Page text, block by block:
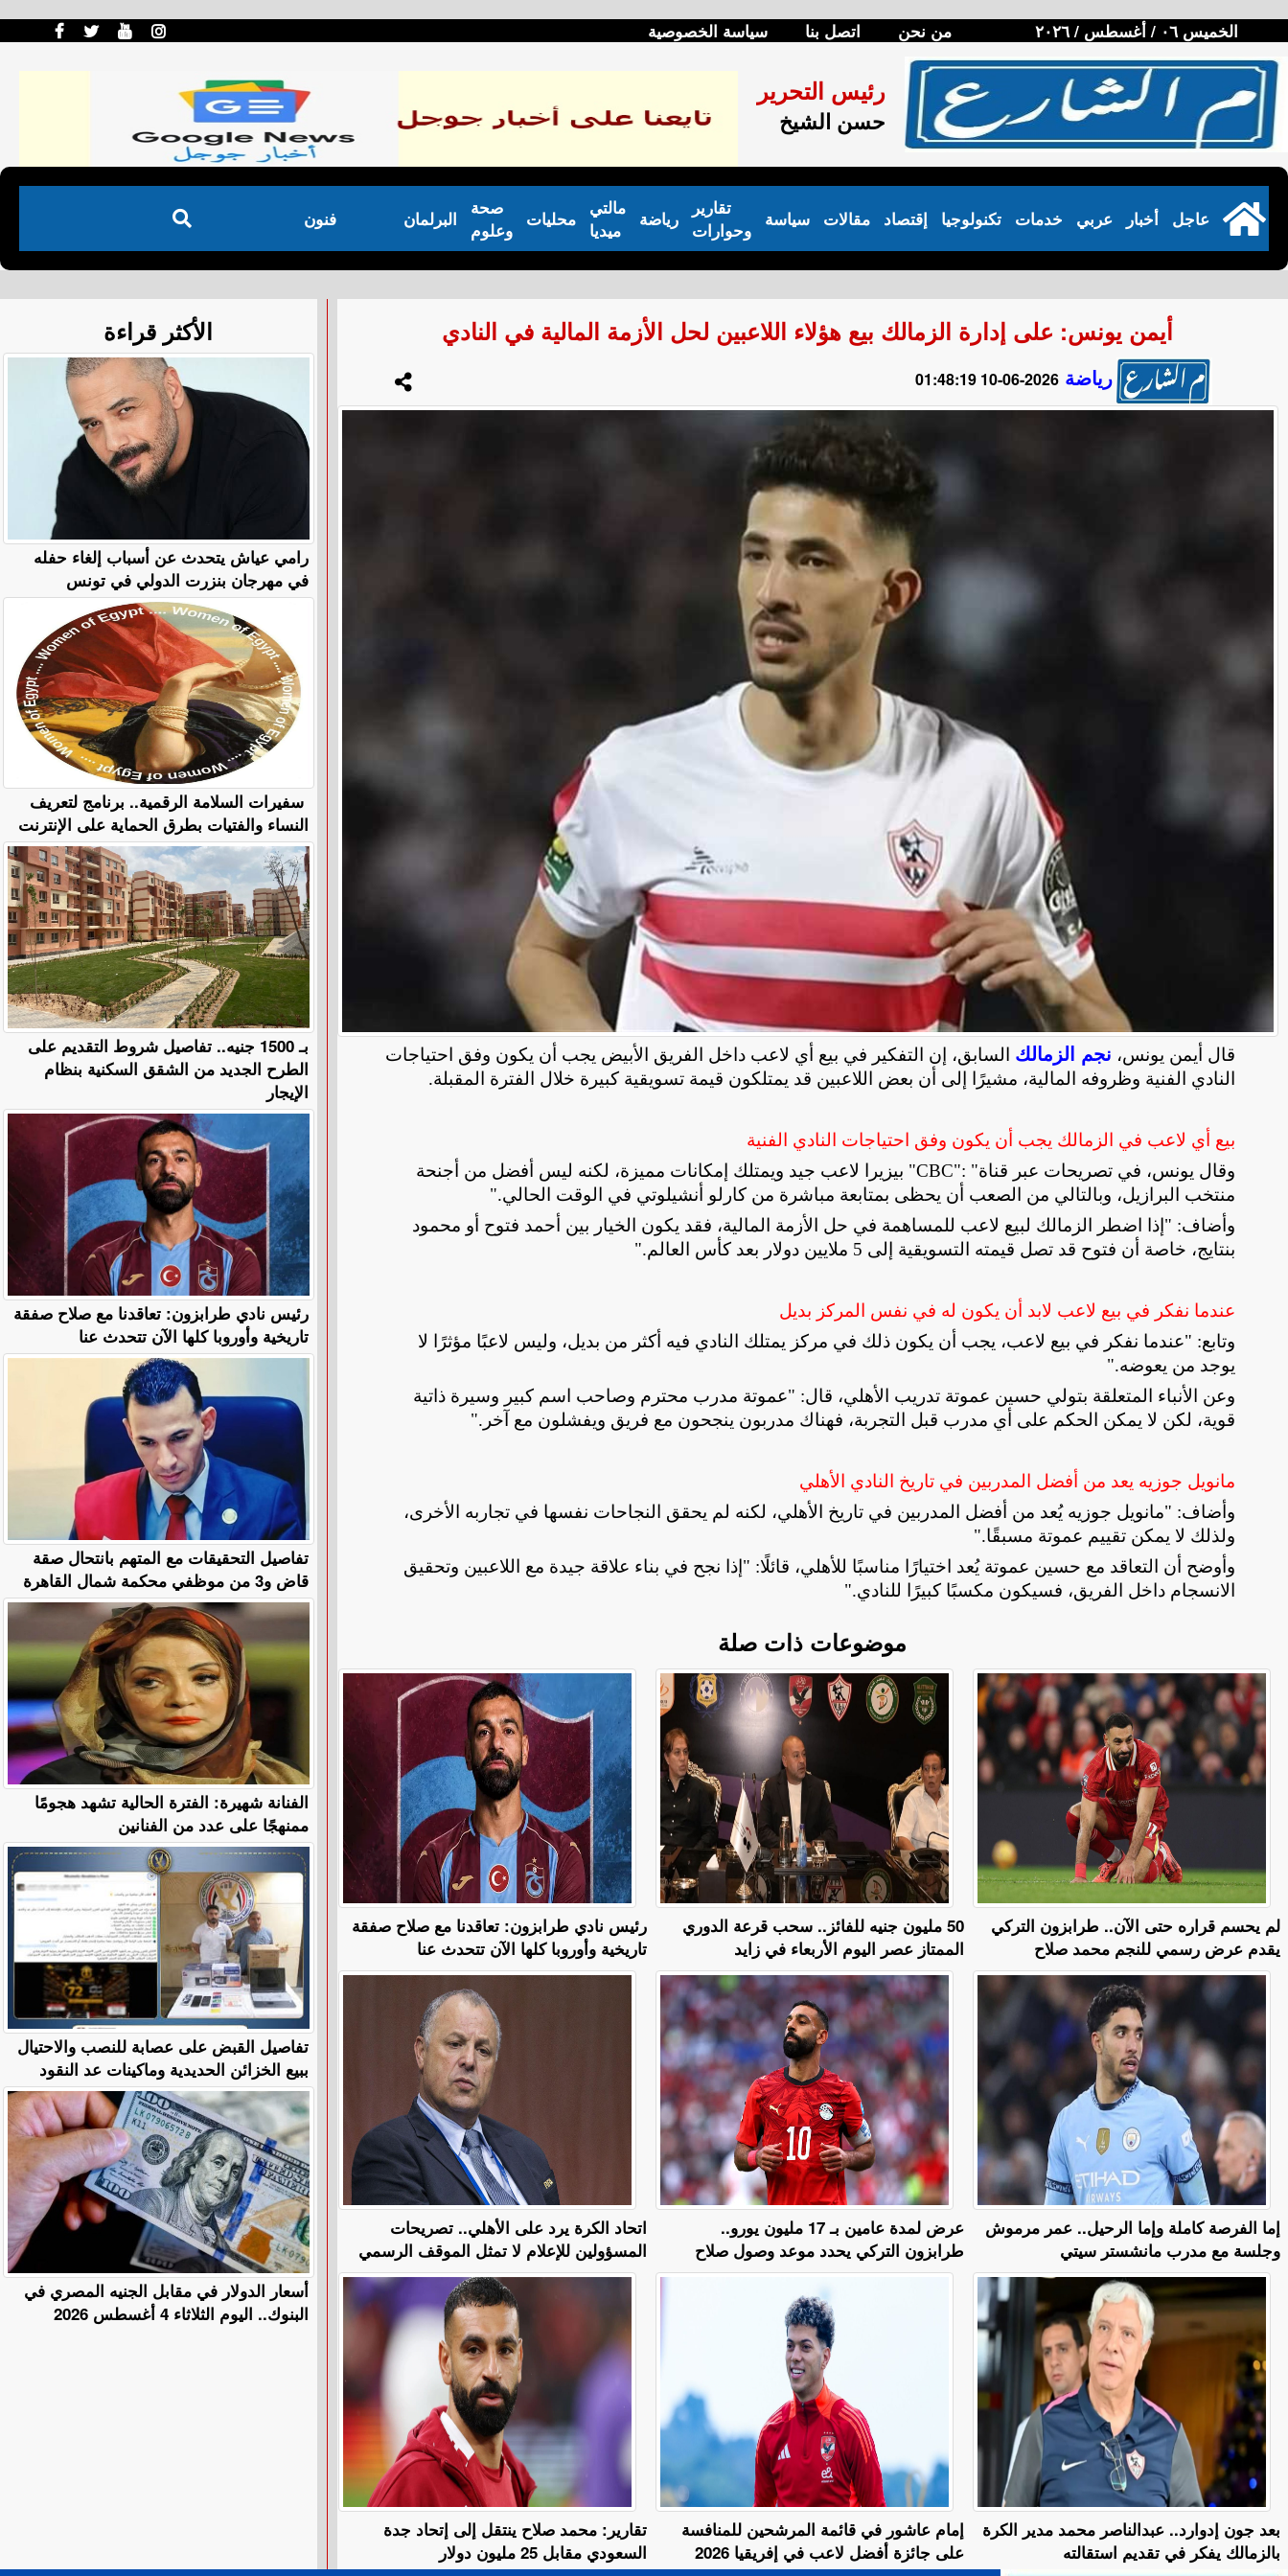
الخميس ٠٦ / أغسطس / ٢٠٢٦ من نحن اتصل بنا سياسة الخصوصية
رئيس التحرير
حسن الشيخ
فنون البرلمان
صحة
وعلوم
محليات
مالتي
ميديا
رياضة
تقارير
وحوارات
سياسة مقالات إقتصاد تكنولوجيا خدمات عربي أخبار عاجل
أيمن يونس: على إدارة الزمالك بيع هؤلاء اللاعبين لحل الأزمة المالية في النادي
رياضة 2026-06-10 01:48:19
قال أيمن يونس، نجم الزمالك السابق، إن التفكير في بيع أي لاعب داخل الفريق الأبيض يجب أن يكون وفق احتياجات
النادي الفنية وظروفه المالية، مشيرًا إلى أن بعض اللاعبين قد يمتلكون قيمة تسويقية كبيرة خلال الفترة المقبلة.
بيع أي لاعب في الزمالك يجب أن يكون وفق احتياجات النادي الفنية
وقال يونس، في تصريحات عبر قناة"CBC": " بيزيرا لاعب جيد ويمتلك إمكانات مميزة، لكنه ليس أفضل من أجنحة
منتخب البرازيل، وبالتالي من الصعب أن يحظى بمتابعة مباشرة من كارلو أنشيلوتي في الوقت الحالي".
وأضاف: "إذا اضطر الزمالك لبيع لاعب للمساهمة في حل الأزمة المالية، فقد يكون الخيار بين أحمد فتوح أو محمود
بنتايج، خاصة أن فتوح قد تصل قيمته التسويقية إلى 5 ملايين دولار بعد كأس العالم
".
عندما نفكر في بيع لاعب لابد أن يكون له في نفس المركز بديل
وتابع: "عندما نفكر في بيع لاعب، يجب أن يكون ذلك في مركز يمتلك النادي فيه أكثر من بديل، وليس لاعبًا مؤثرًا لا
يوجد من يعوضه".
وعن الأنباء المتعلقة بتولي حسين عموتة تدريب الأهلي، قال: "عموتة مدرب محترم وصاحب اسم كبير وسيرة ذاتية
قوية، لكن لا يمكن الحكم على أي مدرب قبل التجربة، فهناك مدربون ينجحون مع فريق ويفشلون مع آخر ".
مانويل جوزيه يعد من أفضل المدربين في تاريخ النادي الأهلي
وأضاف: "مانويل جوزيه يُعد من أفضل المدربين في تاريخ الأهلي، لكنه لم يحقق النجاحات نفسها في تجاربه الأخرى،
ولذلك لا يمكن تقييم عموتة مسبقًا".
وأوضح أن التعاقد مع حسين عموتة يُعد اختيارًا مناسبًا للأهلي، قائلًا: "إذا نجح في بناء علاقة جيدة مع اللاعبين وتحقيق
الانسجام داخل الفريق، فسيكون مكسبًا كبيرًا للنادي".
موضوعات ذات صلة
رئيس نادي طرابزون: تعاقدنا مع صلاح صفقة
تاريخية وأوروبا كلها الآن تتحدث عنا
50 مليون جنيه للفائز.. سحب قرعة الدوري
الممتاز عصر اليوم الأربعاء في زايد
لم يحسم قراره حتى الآن.. طرابزون التركي
يقدم عرض رسمي للنجم محمد صلاح
اتحاد الكرة يرد على الأهلي.. تصريحات
المسؤولين للإعلام لا تمثل الموقف الرسمي
عرض لمدة عامين بـ 17 مليون يورو..
طرابزون التركي يحدد موعد وصول صلاح
إما الفرصة كاملة وإما الرحيل.. عمر مرموش
وجلسة مع مدرب مانشستر سيتي
تقارير: محمد صلاح ينتقل إلى إتحاد جدة
السعودي مقابل 25 مليون دولار
إمام عاشور في قائمة المرشحين للمنافسة
على جائزة أفضل لاعب في إفريقيا 2026
بعد جون إدوارد.. عبدالناصر محمد مدير الكرة
بالزمالك يفكر في تقديم استقالته
الأكثر قراءة
رامي عياش يتحدث عن أسباب إلغاء حفله
في مهرجان بنزرت الدولي في تونس
سفيرات السلامة الرقمية.. برنامج لتعريف
النساء والفتيات بطرق الحماية على الإنترنت
بـ 1500 جنيه.. تفاصيل شروط التقديم على
الطرح الجديد من الشقق السكنية بنظام
الإيجار
رئيس نادي طرابزون: تعاقدنا مع صلاح صفقة
تاريخية وأوروبا كلها الآن تتحدث عنا
تفاصيل التحقيقات مع المتهم بانتحال صقة
قاض و3 من موظفي محكمة شمال القاهرة
الفنانة شهيرة: الفترة الحالية تشهد هجومًا
ممنهجًا على عدد من الفنانين
تفاصيل القبض على عصابة للنصب والاحتيال
ببيع الخزائن الحديدية وماكينات عد النقود
أسعار الدولار في مقابل الجنيه المصري في
البنوك.. اليوم الثلاثاء 4 أغسطس 2026